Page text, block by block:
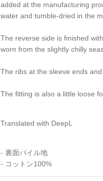
added at the manufacturing
water and tumble-dried in the
The reverse side is finished
worn from the slightly chilly
The ribs at the sleeve ends
The fitting is also a little loose
Translated with DeepL
- 裏面パイル地
- コットン100%